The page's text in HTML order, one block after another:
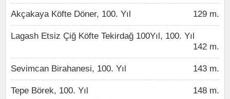
Akçakaya Köfte Döner, 100. Yıl 129 m.
Lagash Etsiz Çiğ Köfte Tekirdağ 100Yıl, 100. Yıl
142 m.
Sevimcan Birahanesi, 100. Yıl 143 m.
Tepe Börek, 100. Yıl 148 m.